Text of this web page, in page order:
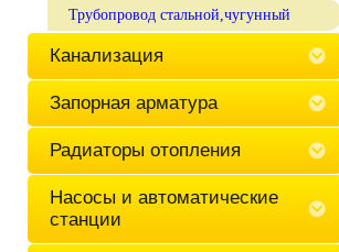
Трубопровод стальной,чугунный
Канализация
Запорная арматура
Радиаторы отопления
Насосы и автоматические
станции